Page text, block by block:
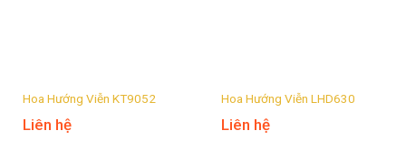
Hoa Hướng Viễn KT9052
Liên hệ
Hoa Hướng Viễn LHD630
Liên hệ